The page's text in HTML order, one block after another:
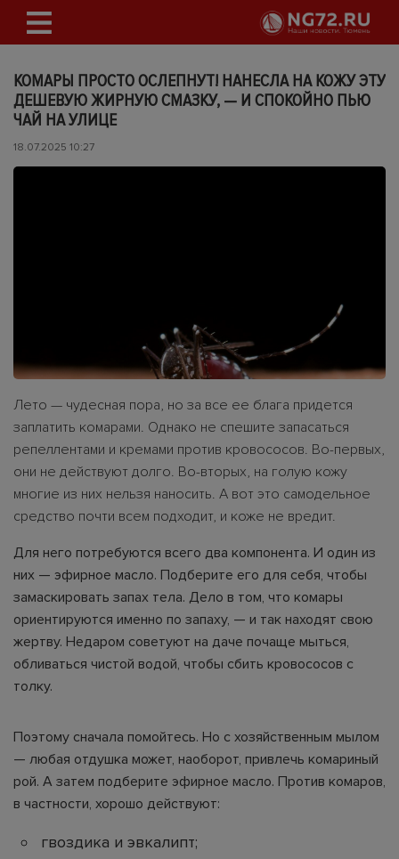
КОМАРЫ ПРОСТО ОСЛЕПНУТ! НАНЕСЛА НА КОЖУ ЭТУ
ДЕШЕВУЮ ЖИРНУЮ СМАЗКУ, — И СПОКОЙНО ПЬЮ
ЧАЙ НА УЛИЦЕ
18.07.2025 10:27
Лето — чудесная пора, но за все ее блага придется
заплатить комарами. Однако не спешите запасаться
репеллентами и кремами против кровососов. Во-первых,
они не действуют долго. Во-вторых, на голую кожу
многие из них нельзя наносить. А вот это самодельное
средство почти всем подходит, и коже не вредит.
Для него потребуются всего два компонента. И один из
них — эфирное масло. Подберите его для себя, чтобы
замаскировать запах тела. Дело в том, что комары
ориентируются именно по запаху, — и так находят свою
жертву. Недаром советуют на даче почаще мыться,
обливаться чистой водой, чтобы сбить кровососов с
толку.
Поэтому сначала помойтесь. Но с хозяйственным мылом
— любая отдушка может, наоборот, привлечь комариный
рой. А затем подберите эфирное масло. Против комаров,
в частности, хорошо действуют:
гвоздика и эвкалипт;